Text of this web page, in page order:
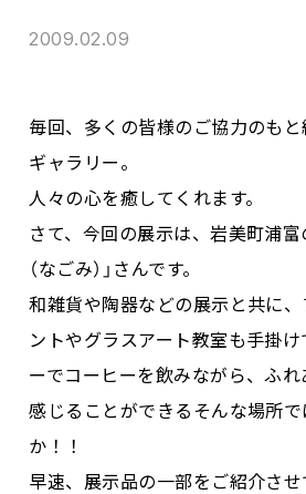
2009.02.09
毎回、多くの皆様のご協力のも
ギャラリー。
人々の心を癒してくれます。
さて、今回の展示は、岩美町浦富
（なごみ）」さんです。
和雑貨や陶器などの展示と共に
ントやグラスアート教室も手掛
ーでコーヒーを飲みながら、ふ
感じることができるそんな場所で
か！！
早速、展示品の一部をご紹介させ